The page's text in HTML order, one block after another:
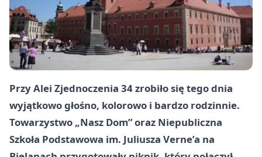
Przy Alei Zjednoczenia 34 zrobiło się tego dnia
wyjątkowo głośno, kolorowo i bardzo rodzinnie.
Towarzystwo „Nasz Dom” oraz Niepubliczna
Szkoła Podstawowa im. Juliusza Verne’a na